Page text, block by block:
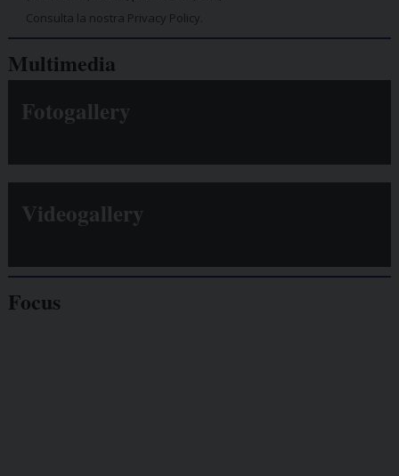
Consulta la nostra Privacy Policy.
Multimedia
Fotogallery
Videogallery
Focus